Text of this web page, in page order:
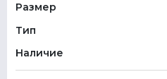
Размер
Тип
Наличие